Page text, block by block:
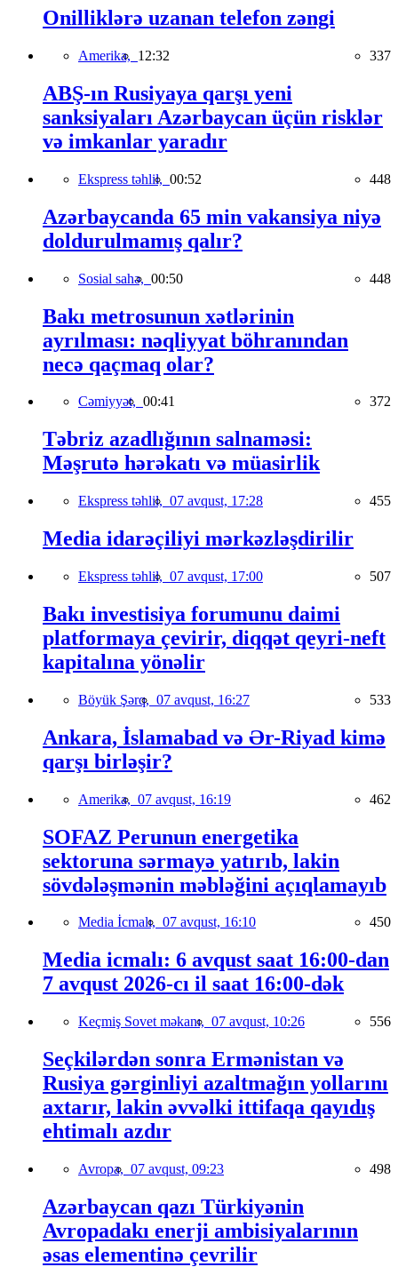
Onilliklərə uzanan telefon zəngi
Amerika, 12:32 337
ABŞ-ın Rusiyaya qarşı yeni
sanksiyaları Azərbaycan üçün risklər
və imkanlar yaradır
Ekspress təhlil, 00:52 448
Azərbaycanda 65 min vakansiya niyə
doldurulmamış qalır?
Sosial sahə, 00:50 448
Bakı metrosunun xətlərinin
ayrılması: nəqliyyat böhranından
necə qaçmaq olar?
Cəmiyyət, 00:41 372
Təbriz azadlığının salnaməsi:
Məşrutə hərəkatı və müasirlik
Ekspress təhlil, 07 avqust, 17:28 455
Media idarəçiliyi mərkəzləşdirilir
Ekspress təhlil, 07 avqust, 17:00 507
Bakı investisiya forumunu daimi
platformaya çevirir, diqqət qeyri-neft
kapitalına yönəlir
Böyük Şərq, 07 avqust, 16:27 533
Ankara, İslamabad və Ər-Riyad kimə
qarşı birləşir?
Amerika, 07 avqust, 16:19 462
SOFAZ Perunun energetika
sektoruna sərmayə yatırıb, lakin
sövdələşmənin məbləğini açıqlamayıb
Media İcmalı, 07 avqust, 16:10 450
Media icmalı: 6 avqust saat 16:00-dan
7 avqust 2026-cı il saat 16:00-dək
Keçmiş Sovet məkanı, 07 avqust, 10:26 556
Seçkilərdən sonra Ermənistan və
Rusiya gərginliyi azaltmağın yollarını
axtarır, lakin əvvəlki ittifaqa qayıdış
ehtimalı azdır
Avropa, 07 avqust, 09:23 498
Azərbaycan qazı Türkiyənin
Avropadakı enerji ambisiyalarının
əsas elementinə çevrilir